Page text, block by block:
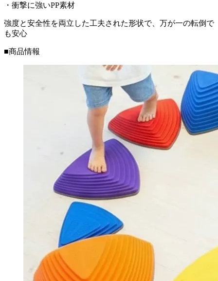
・衝撃に強いPP素材
強度と安全性を両立した工夫された形状で、万が一の転倒で
も安心
■商品情報